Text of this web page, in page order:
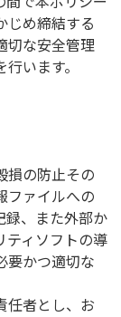
じめ締結する
切な安全管理
います。
損の防止その
ファイルへの
録、また外部か
ティソフトの導
要かつ適切な
任者とし、お